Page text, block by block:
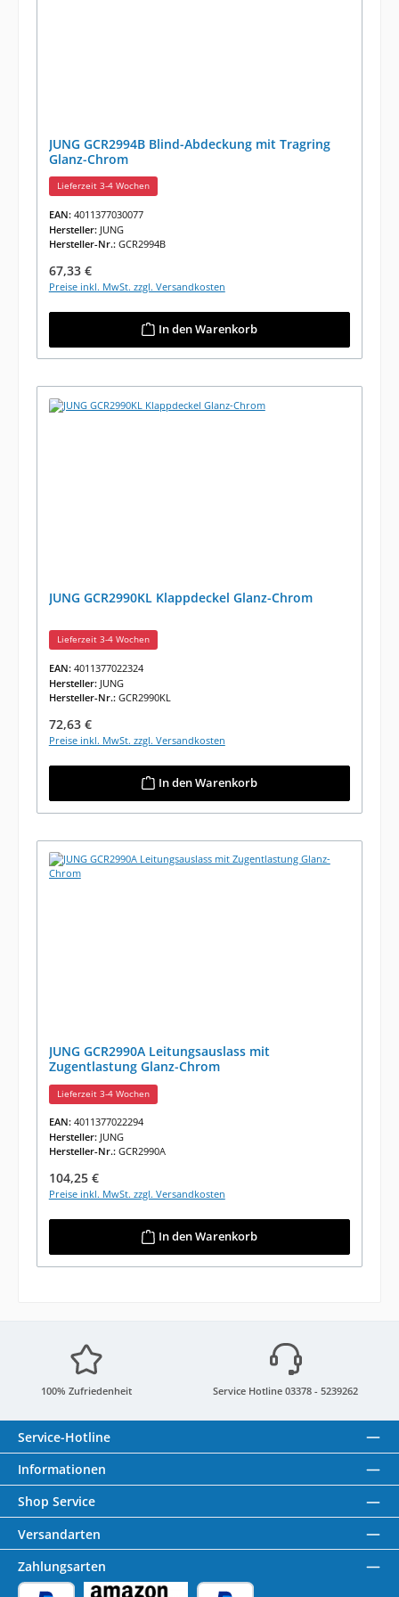
JUNG GCR2994B Blind-Abdeckung mit Tragring
Glanz-Chrom
Lieferzeit 3-4 Wochen
EAN: 4011377030077
Hersteller: JUNG
Hersteller-Nr.: GCR2994B
Regulärer Preis:
67,33 €
Preise inkl. MwSt. zzgl. Versandkosten
In den Warenkorb
JUNG GCR2990KL Klappdeckel Glanz-Chrom
Lieferzeit 3-4 Wochen
EAN: 4011377022324
Hersteller: JUNG
Hersteller-Nr.: GCR2990KL
Regulärer Preis:
72,63 €
Preise inkl. MwSt. zzgl. Versandkosten
In den Warenkorb
JUNG GCR2990A Leitungsauslass mit
Zugentlastung Glanz-Chrom
Lieferzeit 3-4 Wochen
EAN: 4011377022294
Hersteller: JUNG
Hersteller-Nr.: GCR2990A
Regulärer Preis:
104,25 €
Preise inkl. MwSt. zzgl. Versandkosten
In den Warenkorb
100% Zufriedenheit Service Hotline 03378 - 5239262
Service-Hotline
Informationen
Shop Service
Versandarten
Zahlungsarten